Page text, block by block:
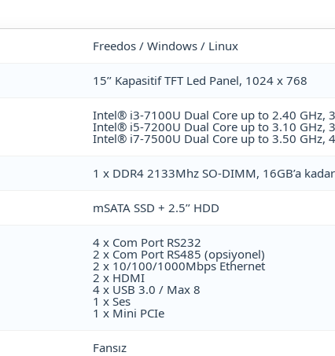
Freedos / Windows / Linux
15’’ Kapasitif TFT Led Panel, 1024 x 768
Intel® i3-7100U Dual Core up to 2.40 GHz,
Intel® i5-7200U Dual Core up to 3.10 GHz,
Intel® i7-7500U Dual Core up to 3.50 GHz,
1 x DDR4 2133Mhz SO-DIMM, 16GB’a kadar
mSATA SSD + 2.5’’ HDD
4 x Com Port RS232
2 x Com Port RS485 (opsiyonel)
2 x 10/100/1000Mbps Ethernet
2 x HDMI
4 x USB 3.0 / Max 8
1 x Ses
1 x Mini PCIe
Fansız